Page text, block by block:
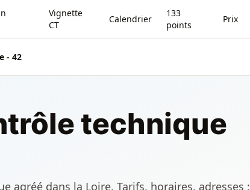
Vignette
CT
Calendrier
133
points
Prix
- 42
technique
agréé dans la Loire. Tarifs, horaires, adresses :